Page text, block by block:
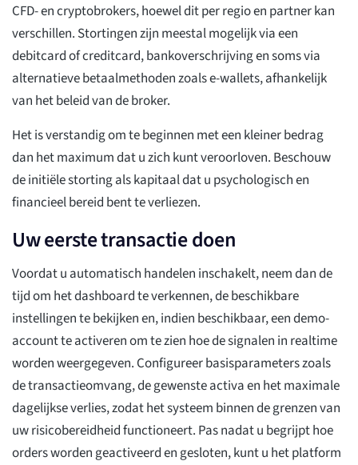
CFD- en cryptobrokers, hoewel dit per regio en partner kan
verschillen. Stortingen zijn meestal mogelijk via een
debitcard of creditcard, bankoverschrijving en soms via
alternatieve betaalmethoden zoals e-wallets, afhankelijk
van het beleid van de broker.
Het is verstandig om te beginnen met een kleiner bedrag
dan het maximum dat u zich kunt veroorloven. Beschouw
de initiële storting als kapitaal dat u psychologisch en
financieel bereid bent te verliezen.
Uw eerste transactie doen
Voordat u automatisch handelen inschakelt, neem dan de
tijd om het dashboard te verkennen, de beschikbare
instellingen te bekijken en, indien beschikbaar, een demo-
account te activeren om te zien hoe de signalen in realtime
worden weergegeven. Configureer basisparameters zoals
de transactieomvang, de gewenste activa en het maximale
dagelijkse verlies, zodat het systeem binnen de grenzen van
uw risicobereidheid functioneert. Pas nadat u begrijpt hoe
orders worden geactiveerd en gesloten, kunt u het platform